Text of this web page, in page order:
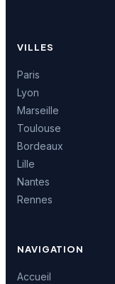
VILLES
Paris
Lyon
Marseille
Toulouse
Bordeaux
Lille
Nantes
Rennes
NAVIGATION
Accueil